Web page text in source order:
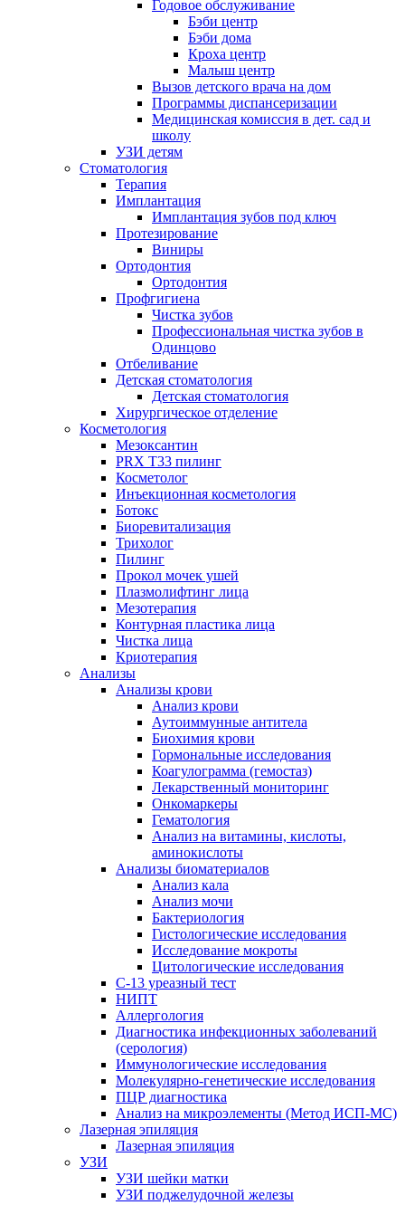
Годовое обслуживание
Бэби центр
Бэби дома
Кроха центр
Малыш центр
Вызов детского врача на дом
Программы диспансеризации
Медицинская комиссия в дет. сад и
школу
УЗИ детям
Стоматология
Терапия
Имплантация
Имплантация зубов под ключ
Протезирование
Виниры
Ортодонтия
Ортодонтия
Профгигиена
Чистка зубов
Профессиональная чистка зубов в
Одинцово
Отбеливание
Детская стоматология
Детская стоматология
Хирургическое отделение
Косметология
Мезоксантин
PRX T33 пилинг
Косметолог
Инъекционная косметология
Ботокс
Биоревитализация
Трихолог
Пилинг
Прокол мочек ушей
Плазмолифтинг лица
Мезотерапия
Контурная пластика лица
Чистка лица
Криотерапия
Анализы
Анализы крови
Анализ крови
Аутоиммунные антитела
Биохимия крови
Гормональные исследования
Коагулограмма (гемостаз)
Лекарственный мониторинг
Онкомаркеры
Гематология
Анализ на витамины, кислоты,
аминокислоты
Анализы биоматериалов
Анализ кала
Анализ мочи
Бактериология
Гистологические исследования
Исследование мокроты
Цитологические исследования
С-13 уреазный тест
НИПТ
Аллергология
Диагностика инфекционных заболеваний
(серология)
Иммунологические исследования
Молекулярно-генетические исследования
ПЦР диагностика
Анализ на микроэлементы (Метод ИСП-МС)
Лазерная эпиляция
Лазерная эпиляция
УЗИ
УЗИ шейки матки
УЗИ поджелудочной железы